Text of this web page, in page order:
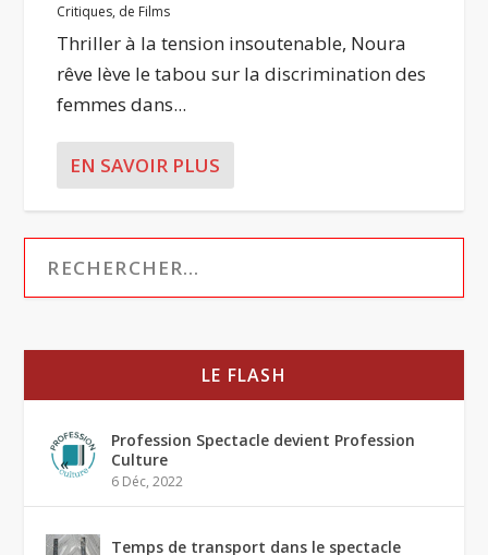
Critiques, de Films
Thriller à la tension insoutenable, Noura
rêve lève le tabou sur la discrimination des
femmes dans...
EN SAVOIR PLUS
LE FLASH
Profession Spectacle devient Profession
Culture
6 Déc, 2022
Temps de transport dans le spectacle